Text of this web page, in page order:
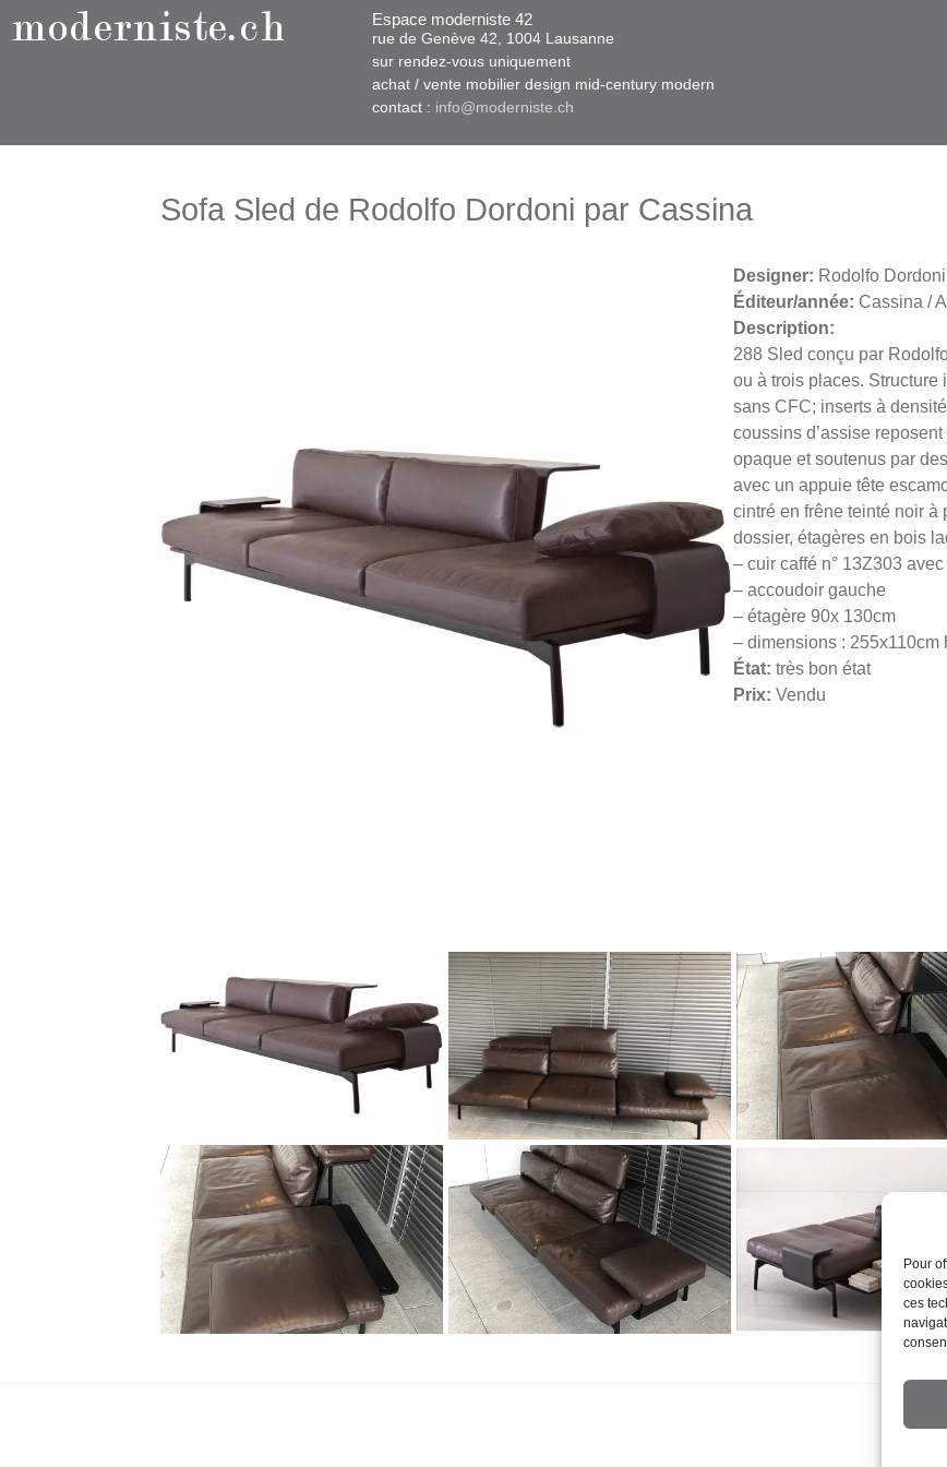
Pour
ces
Espace moderniste 42
rue d​​​​e Genève 42, 1004 Lausanne​​
sur rendez-vous uniquement ​​​
​achat / vente mobilier design mid-century modern
contact : info@moderniste.ch
Sofa Sled de Rodolfo Dordoni par Cassina
Designer: Rodolfo Dordoni
Éditeur/année: Cassina /
Description:
288 Sled conçu par
ou à trois places. Structure
sans CFC; inserts à
coussins d’assise
opaque et soutenus par
avec un appuie tête
cintré en frêne teinté noir à
dossier, étagères en bois
– cuir caffé n° 13Z303
– accoudoir gauche
– étagère 90x 130cm
– dimensions : 255x110cm
État: très bon état
Prix: Vendu